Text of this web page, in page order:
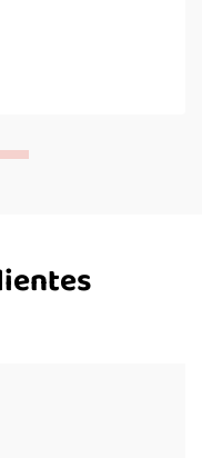
de la naturaleza han
no solo hace...